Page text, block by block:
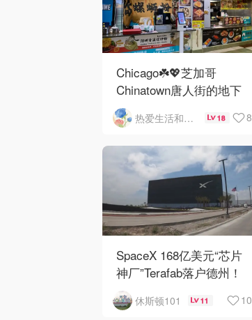
Chicago☘️💖芝加哥
Chinatown唐人街的地下
mini小美食城
热爱生活和自由的轻舞飞扬 18 8
SpaceX 168亿美元“芯片
神厂”Terafab落户德州！
休斯顿101 11 10